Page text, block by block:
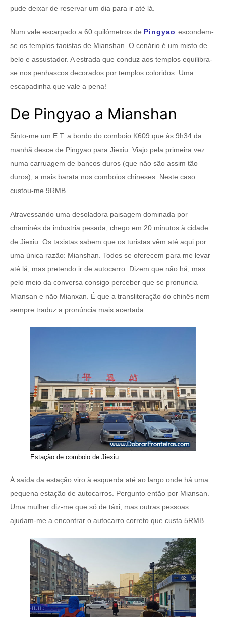
pude deixar de reservar um dia para ir até lá.
Num vale escarpado a 60 quilómetros de Pingyao escondem-
se os templos taoistas de Mianshan. O cenário é um misto de
belo e assustador. A estrada que conduz aos templos equilibra-
se nos penhascos decorados por templos coloridos. Uma
escapadinha que vale a pena!
De Pingyao a Mianshan
Sinto-me um E.T. a bordo do comboio K609 que às 9h34 da
manhã desce de Pingyao para Jiexiu. Viajo pela primeira vez
numa carruagem de bancos duros (que não são assim tão
duros), a mais barata nos comboios chineses. Neste caso
custou-me 9RMB.
Atravessando uma desoladora paisagem dominada por
chaminés da industria pesada, chego em 20 minutos à cidade
de Jiexiu. Os taxistas sabem que os turistas vêm até aqui por
uma única razão: Mianshan. Todos se oferecem para me levar
até lá, mas pretendo ir de autocarro. Dizem que não há, mas
pelo meio da conversa consigo perceber que se pronuncia
Miansan e não Mianxan. É que a transliteração do chinês nem
sempre traduz a pronúncia mais acertada.
Estação de comboio de Jiexiu
À saída da estação viro à esquerda até ao largo onde há uma
pequena estação de autocarros. Pergunto então por Miansan.
Uma mulher diz-me que só de táxi, mas outras pessoas
ajudam-me a encontrar o autocarro correto que custa 5RMB.